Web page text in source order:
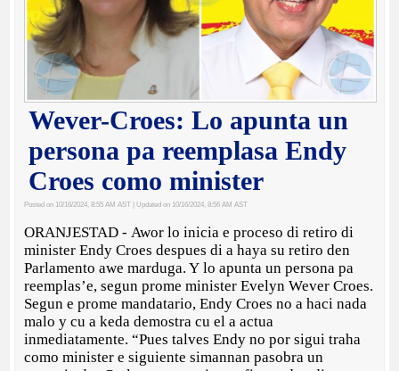
Wever-Croes: Lo apunta un
persona pa reemplasa Endy
Croes como minister
Posted on 10/16/2024, 8:55 AM AST | Updated on 10/16/2024, 8:56 AM AST
ORANJESTAD - Awor lo inicia e proceso di retiro di
minister Endy Croes despues di a haya su retiro den
Parlamento awe marduga. Y lo apunta un persona pa
reemplas’e, segun prome minister Evelyn Wever Croes.
Segun e prome mandatario, Endy Croes no a haci nada
malo y cu a keda demostra cu el a actua
inmediatamente. “Pues talves Endy no por sigui traha
como minister e siguiente simannan pasobra un